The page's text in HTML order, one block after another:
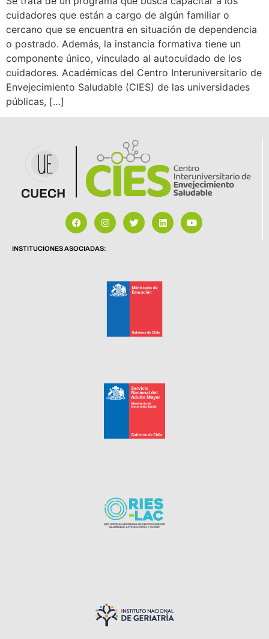
cuidadores que están a cargo de algún familiar o
cercano que se encuentra en situación de dependencia
o postrado. Además, la instancia formativa tiene un
componente único, vinculado al autocuidado de los
cuidadores. Académicas del Centro Interuniversitario de
Envejecimiento Saludable (CIES) de las universidades
públicas, […]
INSTITUCIONES ASOCIADAS: